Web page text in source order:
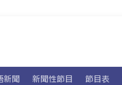
新聞 新聞性節目 節目表